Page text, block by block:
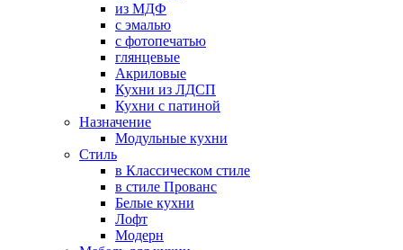
из МДФ
с эмалью
с фотопечатью
глянцевые
Акриловые
Кухни из ЛДСП
Кухни с патиной
Назначение
Модульные кухни
Стиль
в Классическом стиле
в стиле Прованс
Белые кухни
Лофт
Модерн